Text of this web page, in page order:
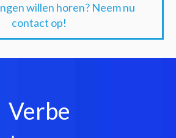
willen horen? Neem nu
contact op!
Verbe